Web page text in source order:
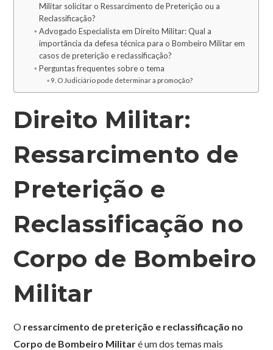
Militar solicitar o Ressarcimento de Preterição ou a
Reclassificação?
Advogado Especialista em Direito Militar: Qual a
importância da defesa técnica para o Bombeiro Militar em
casos de preterição e reclassificação?
Perguntas frequentes sobre o tema
9. O Judiciário pode determinar a promoção?
Direito Militar:
Ressarcimento de
Preterição e
Reclassificação no
Corpo de Bombeiro
Militar
O ressarcimento de preterição e reclassificação no
Corpo de Bombeiro Militaré um dos temas mais